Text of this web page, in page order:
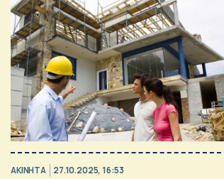
ΑΚΙΝΗΤΑ 27.10.2025, 16:53